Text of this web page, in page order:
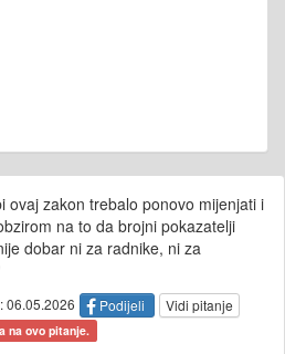
ovaj zakon trebalo ponovo mijenjati i
na to da brojni pokazatelji
dobar ni za radnike, ni za
06.05.2026 Podijeli Vidi pitanje
na ovo pitanje.